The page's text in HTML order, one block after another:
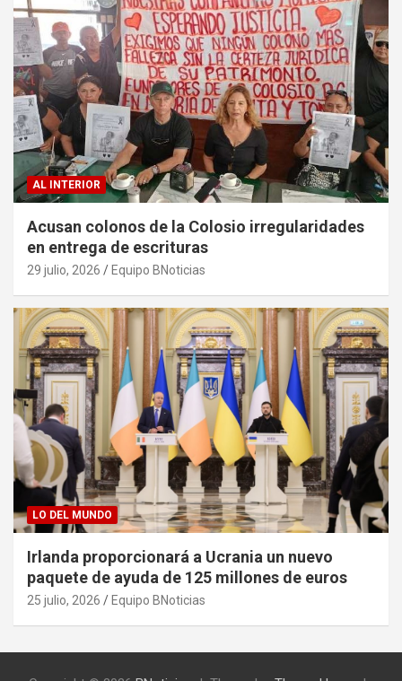
AL INTERIOR
Acusan colonos de la Colosio irregularidades
en entrega de escrituras
29 julio, 2026 Equipo BNoticias
LO DEL MUNDO
Irlanda proporcionará a Ucrania un nuevo
paquete de ayuda de 125 millones de euros
25 julio, 2026 Equipo BNoticias